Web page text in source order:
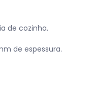
de cozinha.
de espessura.